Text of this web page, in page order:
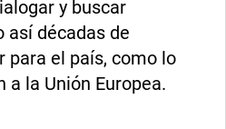
y buscar
así décadas de
para el país, como lo
a la Unión Europea.